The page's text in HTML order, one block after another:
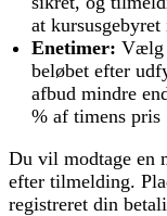
at
Enetimer: Vælg
beløbet efter
afbud mindre
% af timens pris
Du vil modtage en
efter tilmelding.
registreret din